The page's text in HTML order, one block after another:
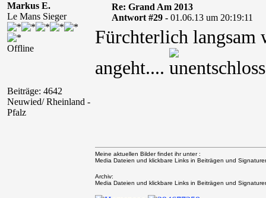
Markus E.
Le Mans Sieger
Offline
Beiträge: 4642
Neuwied/ Rheinland -
Pfalz
Re: Grand Am 2013
Antwort #29 - 01.06.13 um 20:19:11
Fürchterlich langsam
angeht....
Meine aktuellen Bilder findet ihr unter :
Media Dateien und klickbare Links in Beiträgen und
Archiv:
Media Dateien und klickbare Links in Beiträgen und